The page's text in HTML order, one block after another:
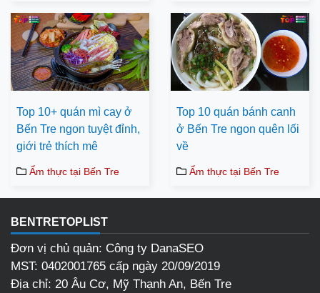
Top 10+ quán mì cay ở
Bến Tre ngon tuyệt đỉnh,
giới trẻ thích mê
Ẩm thực tại Bến Tre
Top 10 quán bánh canh
ở Bến Tre ngon quên lối
về
Ẩm thực tại Bến Tre
BENTRETOPLIST
Đơn vị chủ quản: Công ty DanaSEO
MST: 0402001765 cấp ngày 20/09/2019
Địa chỉ: 20 Âu Cơ, Mỹ Thạnh An, Bến Tre